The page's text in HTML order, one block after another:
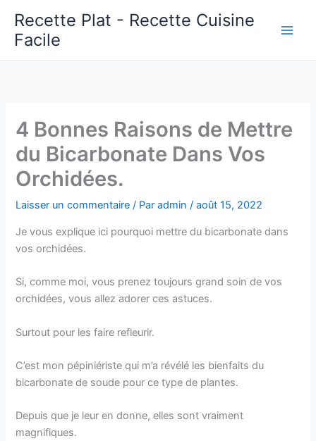
contenu
Recette Plat - Recette Cuisine
Facile
4 Bonnes Raisons de Mettre
du Bicarbonate Dans Vos
Orchidées.
Laisser un commentaire / Paradmin/août 15, 2022
Je vous explique ici pourquoi mettre du bicarbonate dans
vos orchidées.
Si, comme moi, vous prenez toujours grand soin de vos
orchidées, vous allez adorer ces astuces.
Surtout pour les faire refleurir.
C’est mon pépiniériste qui m’a révélé les bienfaits du
bicarbonate de soude pour ce type de plantes.
Depuis que je leur en donne, elles sont vraiment
magnifiques.